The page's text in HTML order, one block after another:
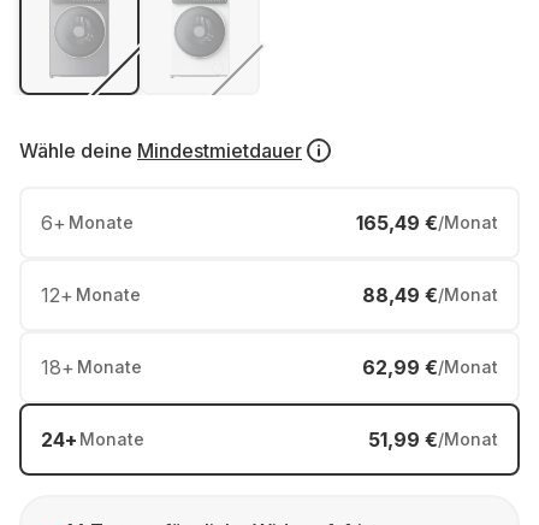
Wähle deine Mindestmietdauer
6+ Monate 165,49 €/Monat
12+ Monate 88,49 €/Monat
18+ Monate 62,99 €/Monat
24+ Monate 51,99 €/Monat